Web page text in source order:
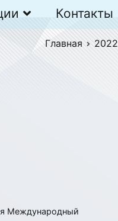
Контакты
Главная 2022
Международный